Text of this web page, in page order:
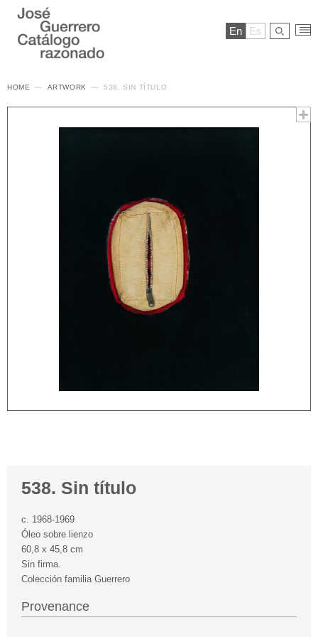
En Es
HOME ARTWORK 538. SIN TÍTULO
538. Sin título
c. 1968-1969
Óleo sobre lienzo
60,8 x 45,8 cm
Sin firma.
Colección familia Guerrero
Provenance